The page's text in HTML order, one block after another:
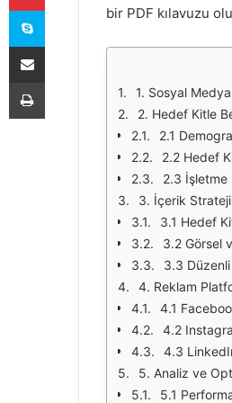
bir PDF kılavuzu
1. Sosyal Medya
2. Hedef Kitle
2.1
2.2 Hedef
2.3 İşletme
3. İçerik
3.1 Hedef
3.2 Görsel
3.3 Düzenli
4. Reklam
4.1
4.2
4.3
5. Analiz ve
5.1
Skype
E-Posta ile paylaş